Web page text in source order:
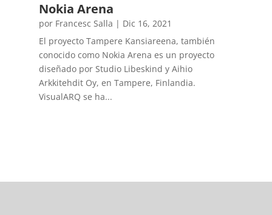
Nokia Arena
por Francesc Salla | Dic 16, 2021
El proyecto Tampere Kansiareena, también
conocido como Nokia Arena es un proyecto
diseñado por Studio Libeskind y Aihio
Arkkitehdit Oy, en Tampere, Finlandia.
VisualARQ se ha...